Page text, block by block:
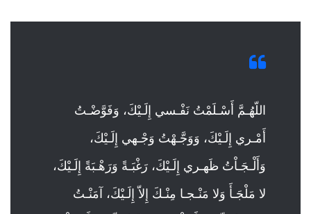
اللّهُـمَّ أَسْـلَمْتُ نَفْـسي إِلَـيْكَ، وَفَوَّضْـتُ
أَمْـري إِلَـيْكَ، وَوَجَّـهْتُ وَجْـهي إِلَـيْكَ،
وَأَلْـجَـاْتُ ظَهـري إِلَـيْكَ، رَغْبَـةً وَرَهْـبَةً إِلَـيْكَ،
لا مَلْجَـأَ وَلا مَنْـجـا مِنْـكَ إِلاّ إِلَـيْكَ، آمَنْـتُ